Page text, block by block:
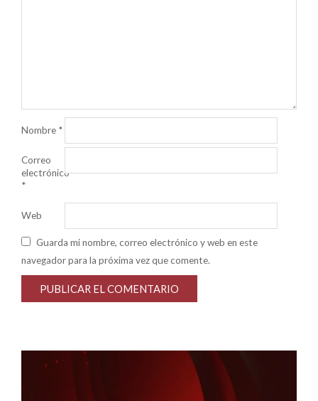
Nombre *
Correo
electrónico
*
Web
Guarda mi nombre, correo electrónico y web en este
navegador para la próxima vez que comente.